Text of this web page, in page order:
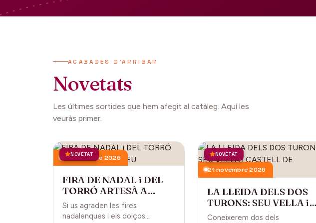
ACABADES D'ARRIBAR
Novetats
Les últimes sortides que hem afegit al catàleg. Aquí les
veuràs primer.
NOVETAT
13 desembre 2026
FIRA DE NADAL i DEL
TORRÓ ARTESÀ A
CARDEDEU
Si us agraden les fires
nadalenques i els dolços
NOVETAT
21 novembre 2026
LA LLEIDA DELS DOS
TURONS: SEU VELLA i
CASTELL DE GARDENY
Coneixerem dos dels